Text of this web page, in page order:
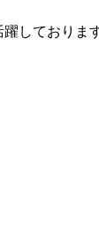
しております